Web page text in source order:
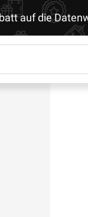
auf die